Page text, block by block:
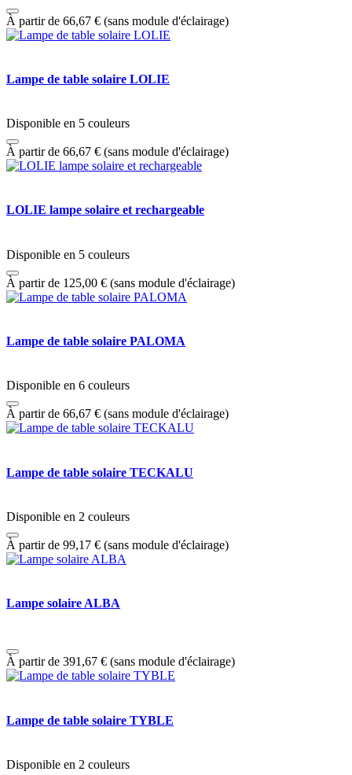
À partir de 66,67 € (sans module d'éclairage)
Lampe de table solaire LOLIE
Disponible en 5 couleurs
À partir de 66,67 € (sans module d'éclairage)
LOLIE lampe solaire et rechargeable
Disponible en 5 couleurs
À partir de 125,00 € (sans module d'éclairage)
Lampe de table solaire PALOMA
Disponible en 6 couleurs
À partir de 66,67 € (sans module d'éclairage)
Lampe de table solaire TECKALU
Disponible en 2 couleurs
À partir de 99,17 € (sans module d'éclairage)
Lampe solaire ALBA
À partir de 391,67 € (sans module d'éclairage)
Lampe de table solaire TYBLE
Disponible en 2 couleurs